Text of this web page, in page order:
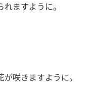
ますように。
咲きますように。